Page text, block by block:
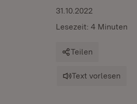
31.10.2022
Lesezeit: 4 Minuten
Teilen
Text vorlesen